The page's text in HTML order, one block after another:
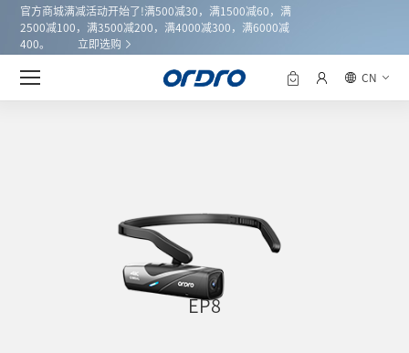
官方商城满减活动开始了!满500减30，满1500减60，满
2500减100，满3500减200，满4000减300，满6000减
400。
立即选购
CN
EP8